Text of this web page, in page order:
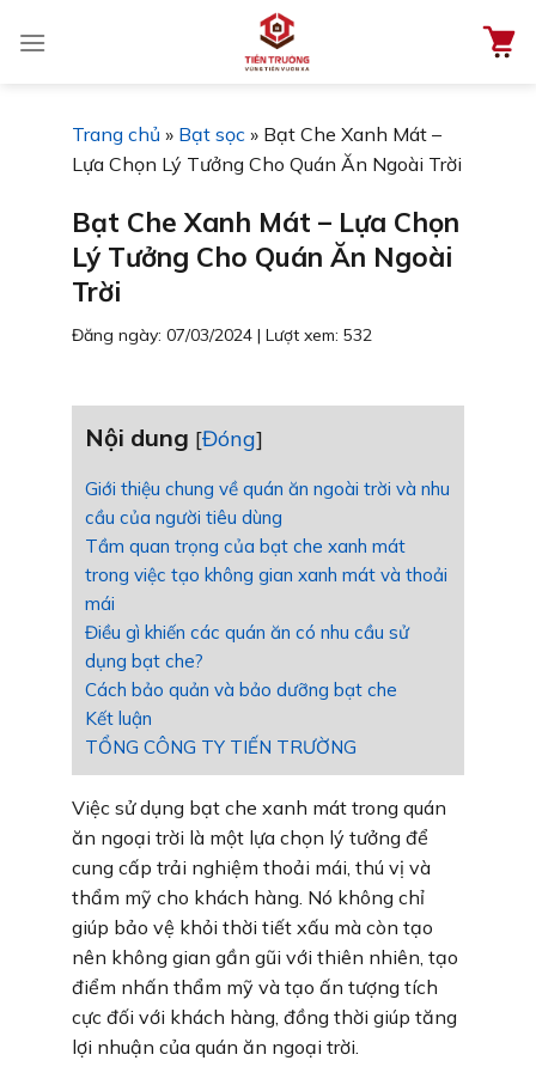
đến
Trang chủ » Bạt sọc » Bạt Che Xanh Mát –
Lựa Chọn Lý Tưởng Cho Quán Ăn Ngoài Trời
Bạt Che Xanh Mát – Lựa Chọn
Lý Tưởng Cho Quán Ăn Ngoài
Trời
Đăng ngày: 07/03/2024 | Lượt xem: 532
Nội dung [Đóng]
Giới thiệu chung về quán ăn ngoài trời và nhu
cầu của người tiêu dùng
Tầm quan trọng của bạt che xanh mát
trong việc tạo không gian xanh mát và thoải
mái
Điều gì khiến các quán ăn có nhu cầu sử
dụng bạt che?
Cách bảo quản và bảo dưỡng bạt che
Kết luận
TỔNG CÔNG TY TIẾN TRƯỜNG
Việc sử dụng bạt che xanh mát trong quán
ăn ngoại trời là một lựa chọn lý tưởng để
cung cấp trải nghiệm thoải mái, thú vị và
thẩm mỹ cho khách hàng. Nó không chỉ
giúp bảo vệ khỏi thời tiết xấu mà còn tạo
nên không gian gần gũi với thiên nhiên, tạo
điểm nhấn thẩm mỹ và tạo ấn tượng tích
cực đối với khách hàng, đồng thời giúp tăng
lợi nhuận của quán ăn ngoại trời.